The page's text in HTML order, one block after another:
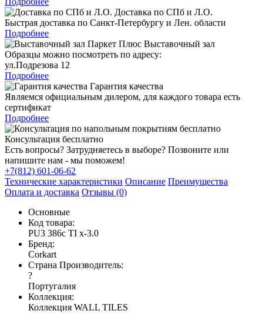
Доставка по СПб и Л.О.
Быстрая доставка по Санкт-Петербургу и Лен. области
Подробнее
Выставочный зал
Образцы можно посмотреть по адресу:
ул.Подрезова 12
Подробнее
Гарантия качества
Являемся официальным дилером, для каждого товара есть
сертификат
Подробнее
Консультация бесплатно
Есть вопросы? Затрудняетесь в выборе? Позвоните или
напишите нам - мы поможем!
+7(812) 601-06-62
Технические характеристики Описание Преимущества
Оплата и доставка Отзывы (0)
Основные
Код товара:
PU3 386c TI x-3.0
Бренд:
Corkart
Страна Производитель:
?
Португалия
Коллекция:
Коллекция WALL TILES